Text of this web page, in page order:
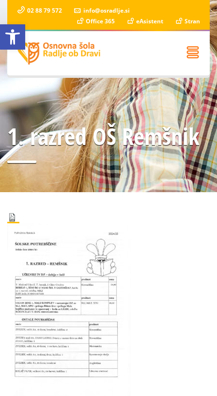
Open toolbar
02 88 79 572
info@osradlje.si
Office 365
eAsistent Stran
1. razred OŠ Remšnik